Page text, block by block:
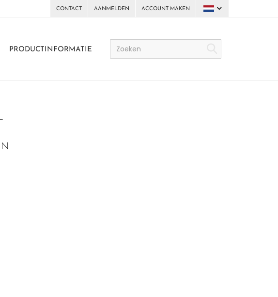
CONTACT AANMELDEN ACCOUNT MAKEN
PRODUCTINFORMATIE